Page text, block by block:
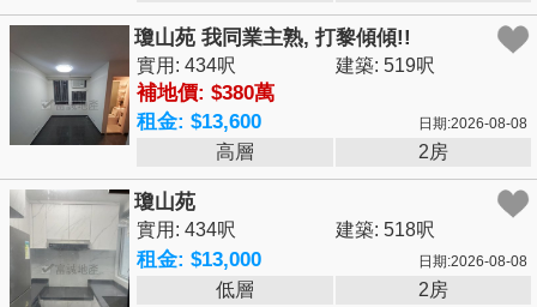
瓊山苑 我同業主熟, 打黎傾傾!!
實用: 434呎 建築: 519呎
補地價: $380萬
租金: $13,600
日期:2026-08-08
高層 2房
瓊山苑
實用: 434呎 建築: 518呎
租金: $13,000 日期:2026-08-08
低層 2房